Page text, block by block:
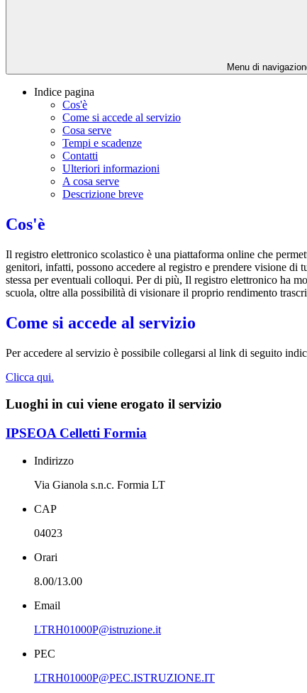
Menu di
Indice pagina
Cos'è
Come si accede al servizio
Cosa serve
Tempi e scadenze
Contatti
Ulteriori informazioni
A cosa serve
Descrizione breve
Cos'è
Il registro elettronico scolastico è una piattaforma online che
genitori, infatti, possono accedere al registro e prendere visione
stessa per eventuali colloqui. Per di più, Il registro elettronico ha
scuola, oltre alla possibilità di visionare il proprio rendimento
Come si accede al servizio
Per accedere al servizio è possibile collegarsi al link di seguito
Clicca qui.
Luoghi in cui viene erogato il servizio
IPSEOA Celletti Formia
Indirizzo
Via Gianola s.n.c. Formia LT
CAP
04023
Orari
8.00/13.00
Email
LTRH01000P@istruzione.it
PEC
LTRH01000P@PEC.ISTRUZIONE.IT